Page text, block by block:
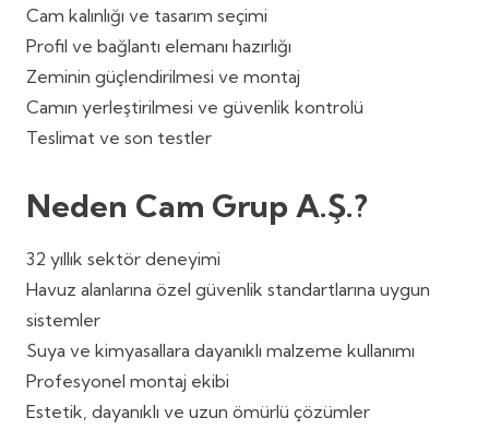
Cam kalınlığı ve tasarım seçimi
Profil ve bağlantı elemanı hazırlığı
Zeminin güçlendirilmesi ve montaj
Camın yerleştirilmesi ve güvenlik kontrolü
Teslimat ve son testler
Neden Cam Grup A.Ş.?
32 yıllık sektör deneyimi
Havuz alanlarına özel güvenlik standartlarına uygun
sistemler
Suya ve kimyasallara dayanıklı malzeme kullanımı
Profesyonel montaj ekibi
Estetik, dayanıklı ve uzun ömürlü çözümler